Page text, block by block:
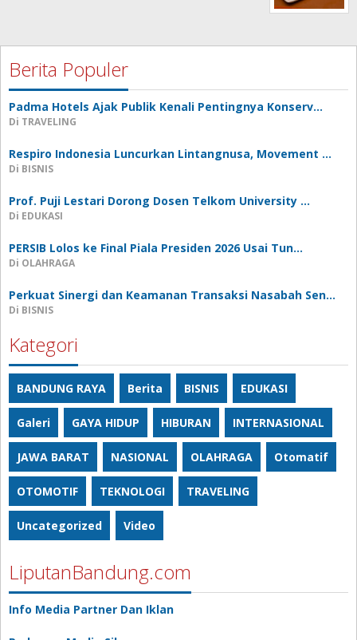
Berita Populer
Padma Hotels Ajak Publik Kenali Pentingnya Konserv…
Di TRAVELING
Respiro Indonesia Luncurkan Lintangnusa, Movement …
Di BISNIS
Prof. Puji Lestari Dorong Dosen Telkom University …
Di EDUKASI
PERSIB Lolos ke Final Piala Presiden 2026 Usai Tun…
Di OLAHRAGA
Perkuat Sinergi dan Keamanan Transaksi Nasabah Sen…
Di BISNIS
Kategori
BANDUNG RAYA Berita BISNIS EDUKASI
Galeri GAYA HIDUP HIBURAN INTERNASIONAL
JAWA BARAT NASIONAL OLAHRAGA Otomatif
OTOMOTIF TEKNOLOGI TRAVELING
Uncategorized Video
LiputanBandung.com
Info Media Partner Dan Iklan